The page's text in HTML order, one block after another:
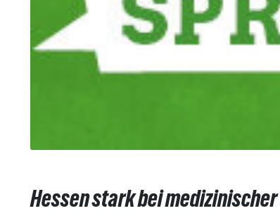
Hessen stark bei